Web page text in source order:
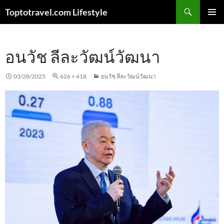
Toptotravel.com Lifestyle
อนวัช ลีละวัฒน์วัฒนา
03/28/2025 626 × 418 อนวัช ลีละวัฒน์วัฒนา